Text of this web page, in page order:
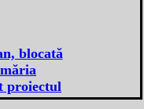
blocată
proiectul